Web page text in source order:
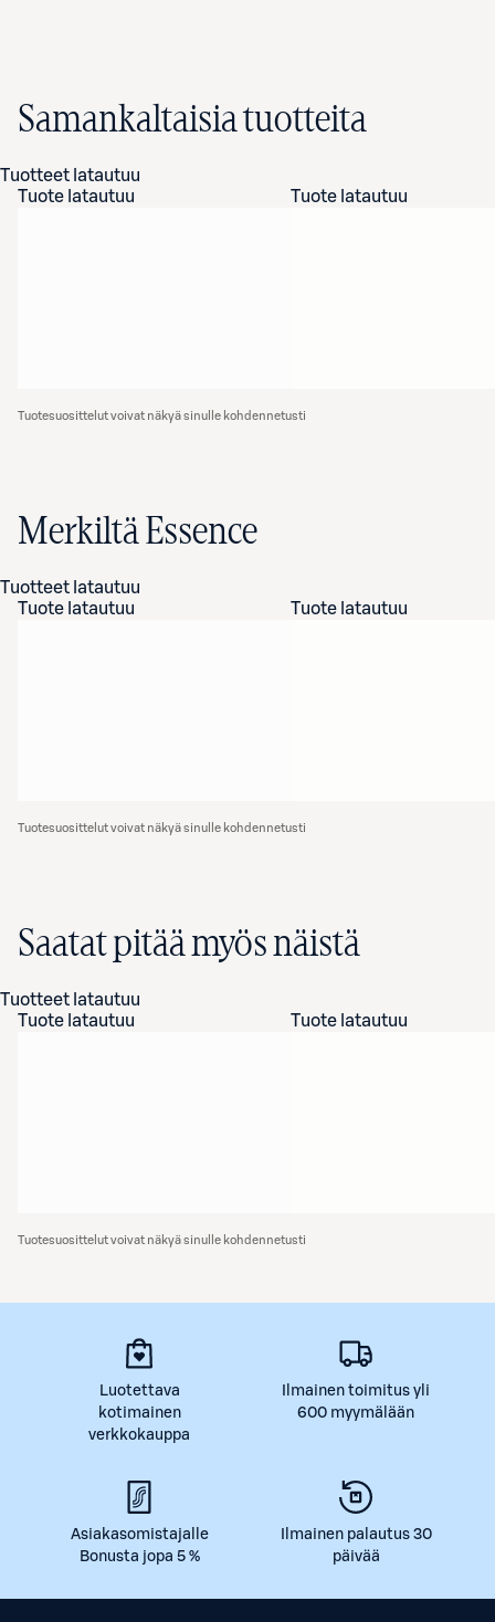
Samankaltaisia tuotteita
Tuotteet latautuu
Tuote latautuu
Tuote latautuu
Tuotesuosittelut voivat näkyä sinulle kohdennetusti
Merkiltä Essence
Tuotteet latautuu
Tuote latautuu
Tuote latautuu
Tuotesuosittelut voivat näkyä sinulle kohdennetusti
Saatat pitää myös näistä
Tuotteet latautuu
Tuote latautuu
Tuote latautuu
Tuotesuosittelut voivat näkyä sinulle kohdennetusti
Luotettava
kotimainen
verkkokauppa
Ilmainen toimitus yli
600 myymälään
Asiakasomistajalle
Bonusta jopa 5 %
Ilmainen palautus 30
päivää